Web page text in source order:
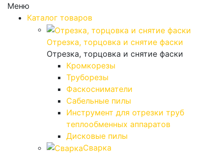
Меню
Каталог товаров
Отрезка, торцовка и снятие фаски
Отрезка, торцовка и снятие фаски
Кромкорезы
Труборезы
Фаскосниматели
Сабельные пилы
Инструмент для отрезки труб
теплообменных аппаратов
Дисковые пилы
Сварка